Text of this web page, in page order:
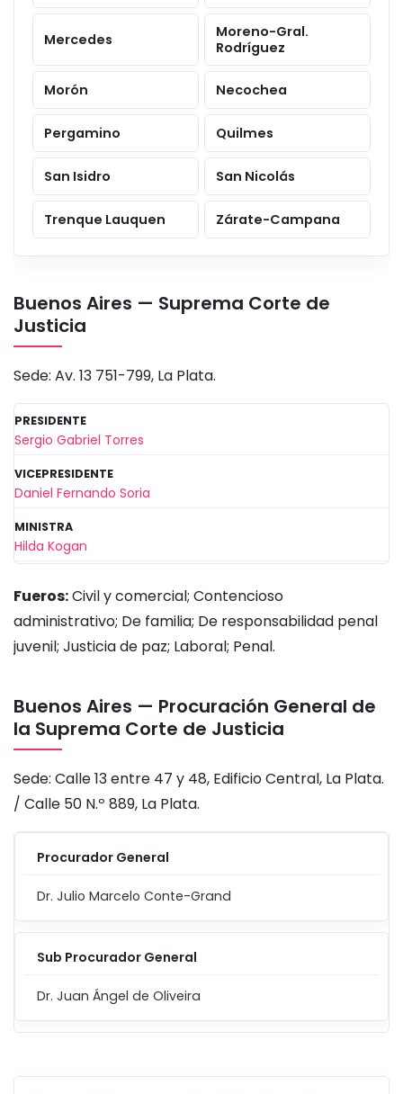
Mercedes
Moreno-Gral.
Rodríguez
Morón Necochea
Pergamino Quilmes
San Isidro San Nicolás
Trenque Lauquen Zárate-Campana
Buenos Aires — Suprema Corte de
Justicia
Sede: Av. 13 751-799, La Plata.
PRESIDENTE
Sergio Gabriel Torres
VICEPRESIDENTE
Daniel Fernando Soria
MINISTRA
Hilda Kogan
Fueros:Civil y comercial; Contencioso
administrativo; De familia; De responsabilidad penal
juvenil; Justicia de paz; Laboral; Penal.
Buenos Aires — Procuración General de
la Suprema Corte de Justicia
Sede: Calle 13 entre 47 y 48, Edificio Central, La Plata.
/ Calle 50 N.º 889, La Plata.
Procurador General
Dr. Julio Marcelo Conte-Grand
Sub Procurador General
Dr. Juan Ángel de Oliveira